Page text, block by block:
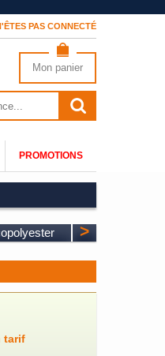
PAS CONNECTÉ
Mon panier
PROMOTIONS
>
tarif